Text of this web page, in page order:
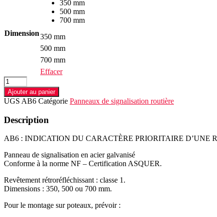
Dimension
350 mm
500 mm
700 mm
350 mm
500 mm
700 mm
Effacer
quantité
de
Panneau
AB6
:
INDICATION
CARACTÈRE
D'UNE
ROUTE
Ajouter au panier
UGS AB6 Catégorie Panneaux de signalisation routière
Description
AB6 : INDICATION DU CARACTÈRE PRIORITAIRE D’UNE
Panneau de signalisation en acier galvanisé
Conforme à la norme NF – Certification ASQUER.
Revêtement rétroréfléchissant : classe 1.
Dimensions : 350, 500 ou 700 mm.
Pour le montage sur poteaux, prévoir :